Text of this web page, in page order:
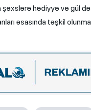
şəxslərə hədiyyə və gül
əsasında təşkil